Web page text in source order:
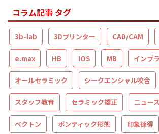
コラム記事 タグ
3b-lab 3Dプリンター CAD/CAM
e.max HB IOS MB インプ
オールセラミック シークエンシャル咬合
スタッフ教育 セラミック矯正 ニュー
ペクトン ポンティック形態 印象採得